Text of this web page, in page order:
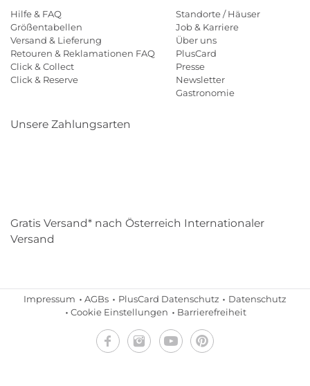
Hilfe & FAQ
Größentabellen
Versand & Lieferung
Retouren & Reklamationen FAQ
Click & Collect
Click & Reserve
Standorte / Häuser
Job & Karriere
Über uns
PlusCard
Presse
Newsletter
Gastronomie
Unsere Zahlungsarten
Gratis Versand* nach Österreich Internationaler
Versand
Impressum AGBs PlusCard Datenschutz
Datenschutz
Cookie Einstellungen
Barrierefreiheit